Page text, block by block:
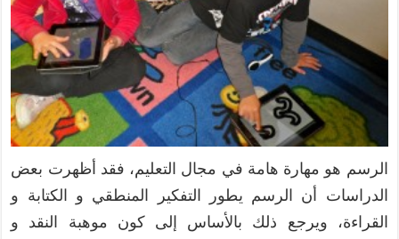
الرسم هو مهارة هامة في مجال التعليم، فقد أظهرت بعض
الدراسات أن الرسم يطور التفكير المنطقي و الكتابة و
القراءة، ويرجع ذلك بالأساس إلى كون موهبة النقد و